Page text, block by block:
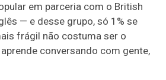
em parceria com o British
— e desse grupo, só 1% se
frágil não costuma ser o
conversando com gente,